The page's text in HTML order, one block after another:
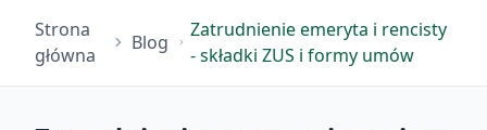
Strona
główna
Blog
Zatrudnienie emeryta i rencisty
- składki ZUS i formy umów